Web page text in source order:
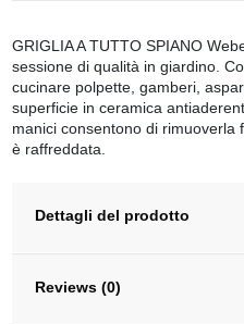
GRIGLIA A TUTTO SPIANO
sessione di qualità in giardino.
cucinare polpette, gamberi,
superficie in ceramica
manici consentono di rimuoverla
è raffreddata.
Dettagli del prodotto
Reviews (0)